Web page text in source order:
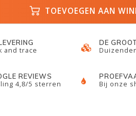
TOEVOEGEN AAN
and trace
DE
REVIEWS
4,8/5 sterren Bij onze